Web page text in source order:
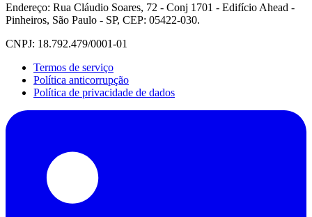
Endereço: Rua Cláudio Soares, 72 - Conj 1701 - Edifício Ahead -
Pinheiros, São Paulo - SP, CEP: 05422-030.
CNPJ: 18.792.479/0001-01
Termos de serviço
Política anticorrupção
Política de privacidade de dados